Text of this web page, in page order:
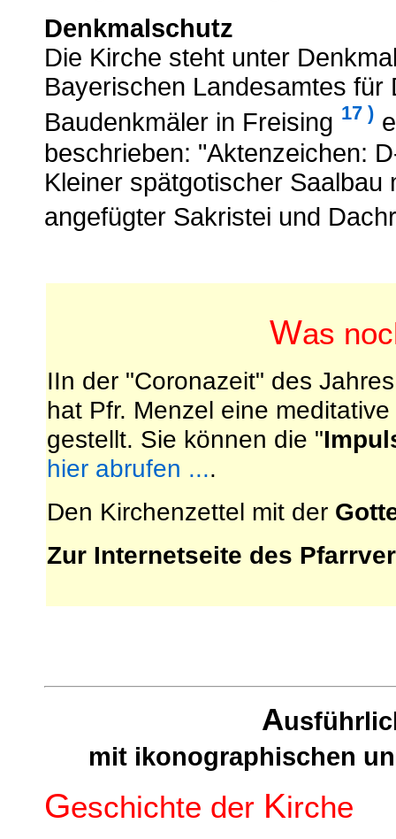
Denkmalschutz
Die Kirche steht unter
Bayerischen Landesamtes
Baudenkmäler in Freising 17 )
beschrieben: "Aktenzeichen:
Kleiner spätgotischer
angefügter Sakristei und
Was
IIn der "Coronazeit" des
hat Pfr. Menzel eine
gestellt. Sie können die "
hier abrufen ....
Den Kirchenzettel mit der
Zur Internetseite des
A
mit ikonographischen
Geschichte der Kirche